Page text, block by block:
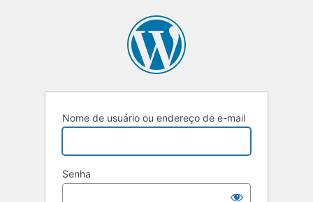
Nome de usuário ou endereço de e-mail
Senha